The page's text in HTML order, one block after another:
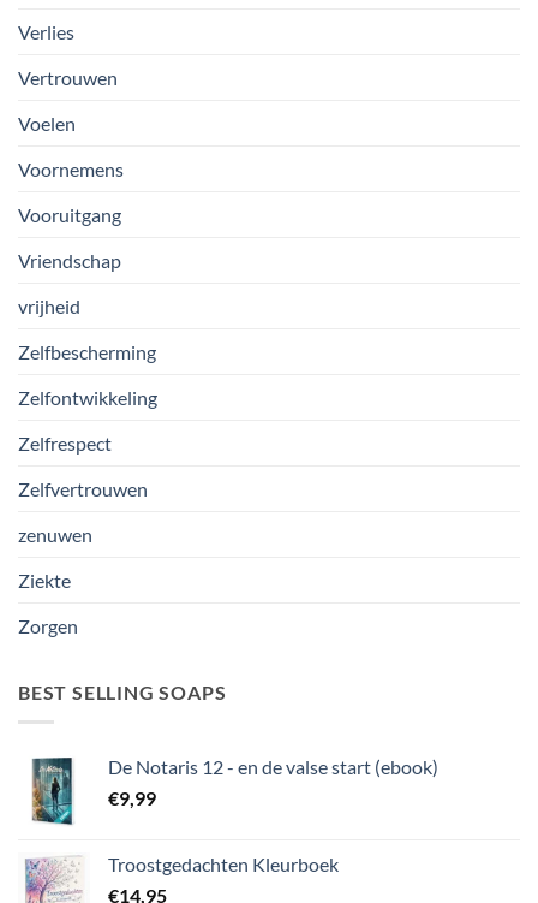
Verlies
Vertrouwen
Voelen
Voornemens
Vooruitgang
Vriendschap
vrijheid
Zelfbescherming
Zelfontwikkeling
Zelfrespect
Zelfvertrouwen
zenuwen
Ziekte
Zorgen
BEST SELLING SOAPS
De Notaris 12 - en de valse start (ebook)
€9,99
Troostgedachten Kleurboek
€14,95